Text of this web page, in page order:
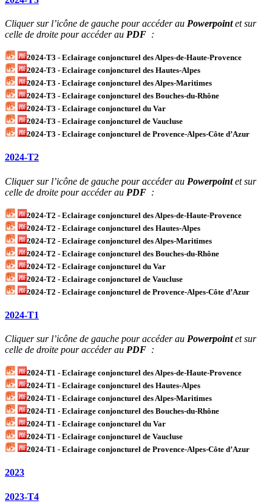
Cliquer sur l’icône de gauche pour accéder au Powerpointet sur
celle de droite pour accéder au PDF :
2024-T3 - Eclairage conjoncturel des Alpes-de-Haute-Provence
2024-T3 - Eclairage conjoncturel des Hautes-Alpes
2024-T3 - Eclairage conjoncturel des Alpes-Maritimes
2024-T3 - Eclairage conjoncturel des Bouches-du-Rhône
2024-T3 - Eclairage conjoncturel du Var
2024-T3 - Eclairage conjoncturel de Vaucluse
2024-T3 - Eclairage conjoncturel de Provence-Alpes-Côte d’Azur
2024-T2
Cliquer sur l’icône de gauche pour accéder au Powerpointet sur
celle de droite pour accéder au PDF :
2024-T2 - Eclairage conjoncturel des Alpes-de-Haute-Provence
2024-T2 - Eclairage conjoncturel des Hautes-Alpes
2024-T2 - Eclairage conjoncturel des Alpes-Maritimes
2024-T2 - Eclairage conjoncturel des Bouches-du-Rhône
2024-T2 - Eclairage conjoncturel du Var
2024-T2 - Eclairage conjoncturel de Vaucluse
2024-T2 - Eclairage conjoncturel de Provence-Alpes-Côte d’Azur
2024-T1
Cliquer sur l’icône de gauche pour accéder au Powerpointet sur
celle de droite pour accéder au PDF :
2024-T1 - Eclairage conjoncturel des Alpes-de-Haute-Provence
2024-T1 - Eclairage conjoncturel des Hautes-Alpes
2024-T1 - Eclairage conjoncturel des Alpes-Maritimes
2024-T1 - Eclairage conjoncturel des Bouches-du-Rhône
2024-T1 - Eclairage conjoncturel du Var
2024-T1 - Eclairage conjoncturel de Vaucluse
2024-T1 - Eclairage conjoncturel de Provence-Alpes-Côte d’Azur
2023
2023-T4